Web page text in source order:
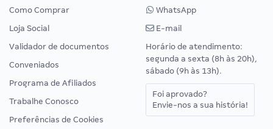
Como Comprar
Loja Social
Validador de documentos
Conveniados
Programa de Afiliados
Trabalhe Conosco
Preferências de Cookies
WhatsApp
E-mail
Horário de atendimento:
segunda a sexta (8h às 20h),
sábado (9h às 13h).
Foi aprovado?
Envie-nos a sua história!